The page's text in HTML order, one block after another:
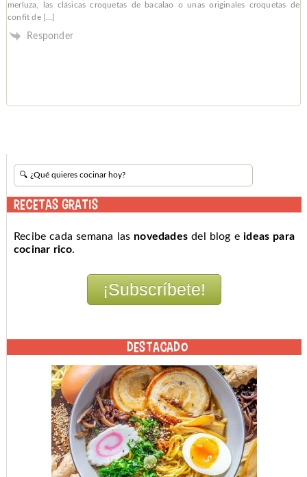
merluza, las clásicas croquetas de bacalao o unas originales croquetas de
confit de […]
Responder
RECETAS GRATIS
Recibe cada semana las novedades del blog eideas para
cocinar rico.
DESTACADO